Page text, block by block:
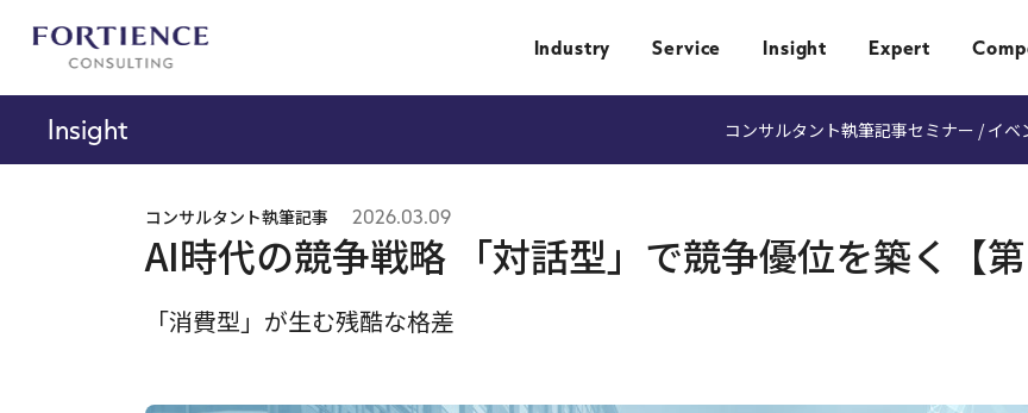
Industry Service Insight Expert
Insight コンサルタント執筆記事セミナー / イベ
AI時代の競争戦略 「対話型」で競争優位を築く【第
「消費型」が生む残酷な格差
コンサルタント執筆記事
2026.03.09